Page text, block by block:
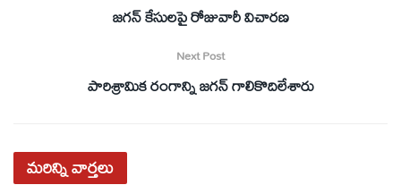
జగన్‌ కేసులపై రోజువారీ విచారణ
Next Post
పారిశ్రామిక రంగాన్ని జగన్‌ గాలికొదిలేశారు
మరిన్నివార్తలు